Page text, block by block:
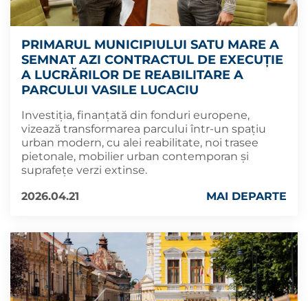
PRIMARUL MUNICIPIULUI SATU MARE A
SEMNAT AZI CONTRACTUL DE EXECUȚIE
A LUCRĂRILOR DE REABILITARE A
PARCULUI VASILE LUCACIU
Investiția, finanțată din fonduri europene,
vizează transformarea parcului într-un spațiu
urban modern, cu alei reabilitate, noi trasee
pietonale, mobilier urban contemporan și
suprafețe verzi extinse.
2026.04.21
MAI DEPARTE